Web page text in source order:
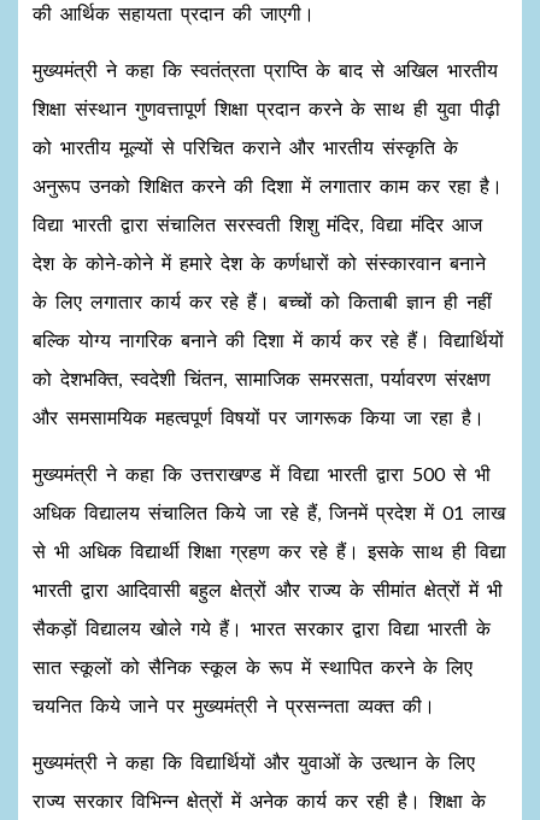
की आर्थिक सहायता प्रदान की जाएगी।
मुख्यमंत्री ने कहा कि स्वतंत्रता प्राप्ति के बाद से अखिल भारतीय
शिक्षा संस्थान गुणवत्तापूर्ण शिक्षा प्रदान करने के साथ ही युवा पीढ़ी
को भारतीय मूल्यों से परिचित कराने और भारतीय संस्कृति के
अनुरूप उनको शिक्षित करने की दिशा में लगातार काम कर रहा है।
विद्या भारती द्वारा संचालित सरस्वती शिशु मंदिर, विद्या मंदिर आज
देश के कोने-कोने में हमारे देश के कर्णधारों को संस्कारवान बनाने
के लिए लगातार कार्य कर रहे हैं। बच्चों को किताबी ज्ञान ही नहीं
बल्कि योग्य नागरिक बनाने की दिशा में कार्य कर रहे हैं। विद्यार्थियों
को देशभक्ति, स्वदेशी चिंतन, सामाजिक समरसता, पर्यावरण संरक्षण
और समसामयिक महत्वपूर्ण विषयों पर जागरूक किया जा रहा है।
मुख्यमंत्री ने कहा कि उत्तराखण्ड में विद्या भारती द्वारा 500 से भी
अधिक विद्यालय संचालित किये जा रहे हैं, जिनमें प्रदेश में 01 लाख
से भी अधिक विद्यार्थी शिक्षा ग्रहण कर रहे हैं। इसके साथ ही विद्या
भारती द्वारा आदिवासी बहुल क्षेत्रों और राज्य के सीमांत क्षेत्रों में भी
सैकड़ों विद्यालय खोले गये हैं। भारत सरकार द्वारा विद्या भारती के
सात स्कूलों को सैनिक स्कूल के रूप में स्थापित करने के लिए
चयनित किये जाने पर मुख्यमंत्री ने प्रसन्नता व्यक्त की।
मुख्यमंत्री ने कहा कि विद्यार्थियों और युवाओं के उत्थान के लिए
राज्य सरकार विभिन्न क्षेत्रों में अनेक कार्य कर रही है। शिक्षा के